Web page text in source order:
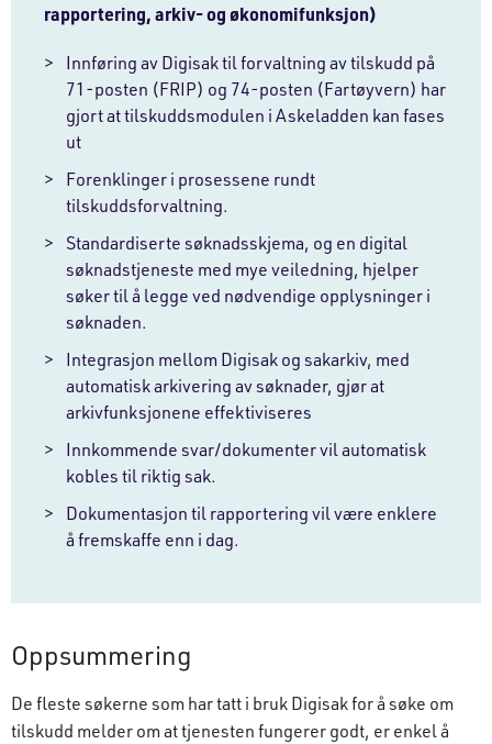
rapportering, arkiv- og økonomifunksjon)
Innføring av Digisak til forvaltning av tilskudd på
71-posten (FRIP) og 74-posten (Fartøyvern) har
gjort at tilskuddsmodulen i Askeladden kan fases
ut
Forenklinger i prosessene rundt
tilskuddsforvaltning.
Standardiserte søknadsskjema, og en digital
søknadstjeneste med mye veiledning, hjelper
søker til å legge ved nødvendige opplysninger i
søknaden.
Integrasjon mellom Digisak og sakarkiv, med
automatisk arkivering av søknader, gjør at
arkivfunksjonene effektiviseres
Innkommende svar/dokumenter vil automatisk
kobles til riktig sak.
Dokumentasjon til rapportering vil være enklere
å fremskaffe enn i dag.
Oppsummering
De fleste søkerne som har tatt i bruk Digisak for å søke om
tilskudd melder om at tjenesten fungerer godt, er enkel å